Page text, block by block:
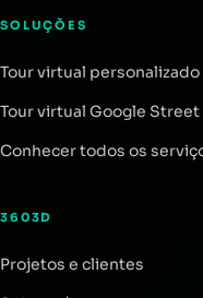
SOLUÇÕES
Tour virtual personalizado
Tour virtual Google Street
Conhecer todos os
3603D
Projetos e clientes